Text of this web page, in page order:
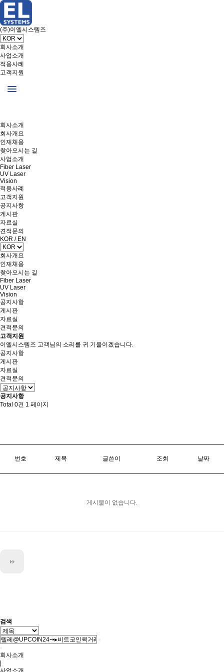
(주)이엘시스템즈
회사소개
사업소개
적용사례
고객지원
회사소개
회사개요
인재채용
찾아오시는 길
사업소개
Fiber Laser
UV Laser
Vision
적용사례
고객지원
공지사항
게시판
자료실
견적문의
KOR / EN
회사개요
인재채용
찾아오시는 길
Fiber Laser
UV Laser
Vision
공지사항
게시판
자료실
견적문의
고객지원
이엘시스템즈 고객님의 소리를 귀 기울이겠습니다.
공지사항
게시판
자료실
견적문의
공지사항
Total 0건 1 페이지
번호 제목 글쓴이 조회 날짜
게시물이 없습니다.
검색
회사소개
사업소개